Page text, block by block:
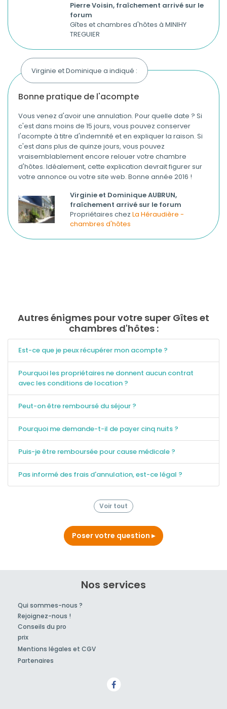
Pierre Voisin, fraîchement arrivé sur le
forum
Gîtes et chambres d'hôtes à MINIHY
TREGUIER
Virginie et Dominique a indiqué :
bonne pratique de l'acompte
Vous venez d'avoir une annulation. Pour quelle date ? Si
c'est dans moins de 15 jours, vous pouvez conserver
l'acompte à titre d'indemnité et en expliquer la raison. Si
c'est dans plus de quinze jours, vous pouvez
vraisemblablement encore relouer votre chambre
d'hôtes. Idéalement, cette explication devrait figurer sur
votre annonce ou votre site web. Bonne année 2016 !
Virginie et Dominique AUBRUN,
fraîchement arrivé sur le forum
Propriétaires chez La Héraudière -
chambres d'hôtes
Autres énigmes pour votre super Gîtes et
chambres d'hôtes :
Est-ce que je peux récupérer mon acompte ?
Pourquoi les propriétaires ne donnent aucun contrat
avec les conditions de location ?
Peut-on être remboursé du séjour ?
Pourquoi me demande-t-il de payer cinq nuits ?
Puis-je être remboursée pour cause médicale ?
Pas informé des frais d'annulation, est-ce légal ?
Voir tout
Poser votre question
Nos services
Qui sommes-nous ?
Rejoignez-nous !
Conseils du pro
prix
Mentions légales et CGV
Partenaires